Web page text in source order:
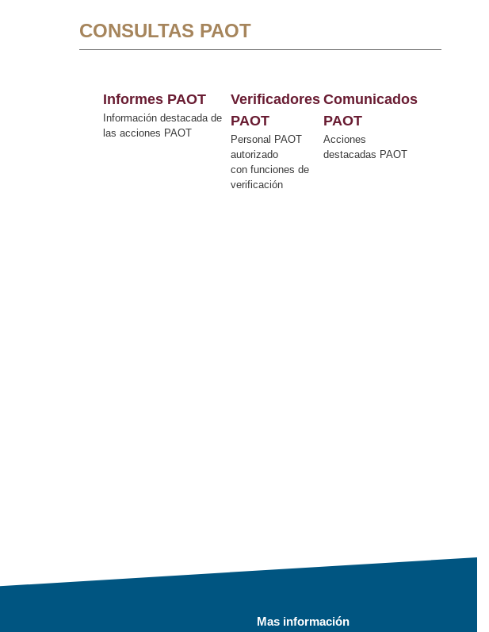
CONSULTAS PAOT
Informes PAOT
Información destacada de
las acciones PAOT
Verificadores
PAOT
Personal PAOT
autorizado
con funciones de
verificación
Comunicados
PAOT
Acciones
destacadas PAOT
Mas información